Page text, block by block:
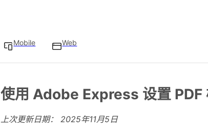
Mobile Web
使用 Adobe Express 设置 PDF
上次更新日期： 2025年11月5日